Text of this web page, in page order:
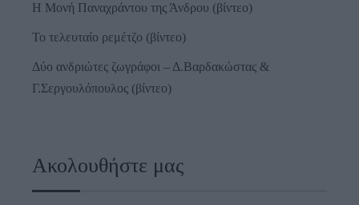
Η Μονή Παναχράντου της Άνδρου (βίντεο)
Το τελευταίο ρεμέτζο (βίντεο)
Δύο ανδριώτες ζωγράφοι – Δ.Βαρδακώστας &
Γ.Σεργουλόπουλος (βίντεο)
Ακολουθήστε μας